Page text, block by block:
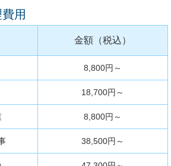
用
金額（税込）
8,800円～
18,700円～
8,800円～
38,500円～